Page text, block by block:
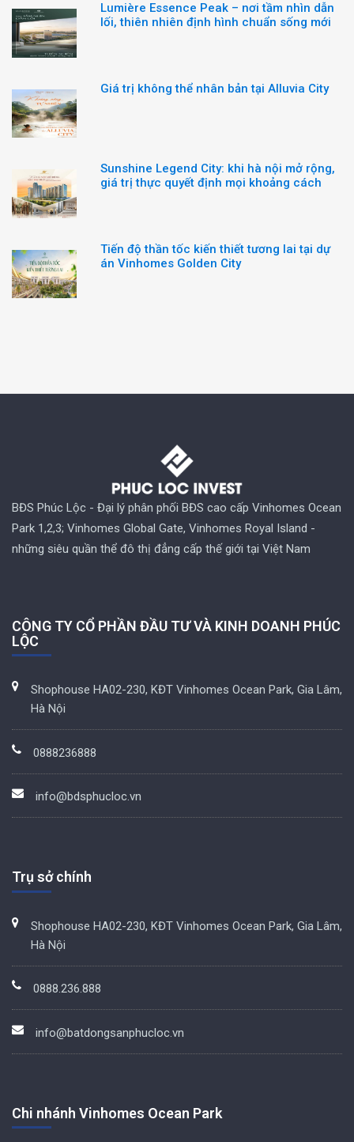
Lumière Essence Peak – nơi tầm nhìn dẫn
lối, thiên nhiên định hình chuẩn sống mới
Giá trị không thể nhân bản tại Alluvia City
Sunshine Legend City: khi hà nội mở rộng,
giá trị thực quyết định mọi khoảng cách
Tiến độ thần tốc kiến thiết tương lai tại dự
án Vinhomes Golden City
BĐS Phúc Lộc - Đại lý phân phối BĐS cao cấp Vinhomes Ocean
Park 1,2,3; Vinhomes Global Gate, Vinhomes Royal Island -
những siêu quần thể đô thị đẳng cấp thế giới tại Việt Nam
CÔNG TY CỔ PHẦN ĐẦU TƯ VÀ KINH DOANH PHÚC
LỘC
Shophouse HA02-230, KĐT Vinhomes Ocean Park, Gia Lâm,
Hà Nội
0888236888
info@bdsphucloc.vn
Trụ sở chính
Shophouse HA02-230, KĐT Vinhomes Ocean Park, Gia Lâm,
Hà Nội
0888.236.888
info@batdongsanphucloc.vn
Chi nhánh Vinhomes Ocean Park